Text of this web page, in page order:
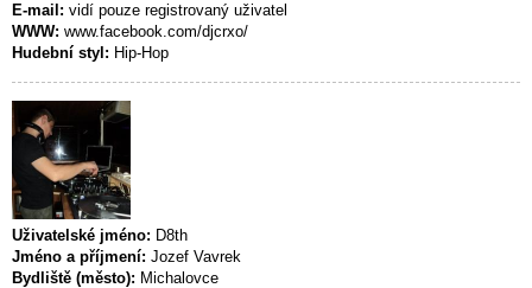
E-mail: vidí pouze registrovaný uživatel
WWW: www.facebook.com/djcrxo/
Hudební styl: Hip-Hop
Uživatelské jméno: D8th
Jméno a příjmení: Jozef Vavrek
Bydliště (město): Michalovce